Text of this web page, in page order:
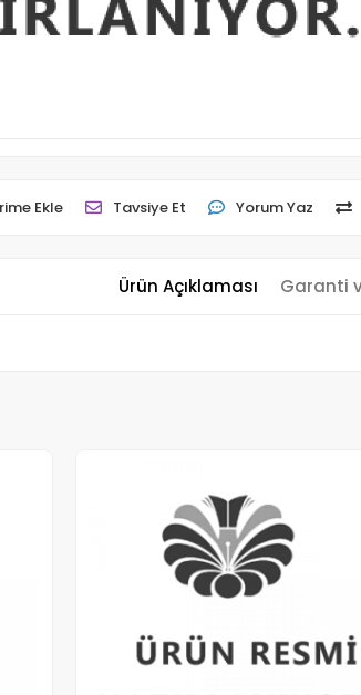
Ekle Tavsiye Et Yorum Yaz
Ürün Açıklaması Garanti